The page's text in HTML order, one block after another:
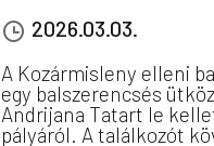
2026.03.03.
A Kozármisleny elleni
egy balszerencsés
Andrijana Tatart le
pályáról. A találkozót